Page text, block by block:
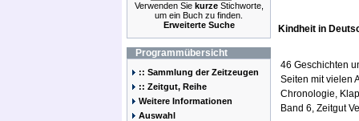
Verwenden Sie kurzeStichworte,
um ein Buch zu finden.
Erweiterte Suche
Programmübersicht
:: Sammlung der Zeitzeugen
:: Zeitgut, Reihe
Weitere Informationen
Auswahl
Kindheit in
46 Geschichten
Seiten mit vielen
Chronologie,
Band 6, Zeitgut